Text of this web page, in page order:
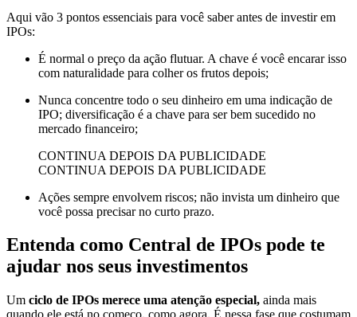
Aqui vão 3 pontos essenciais para você saber antes de investir em
IPOs:
É normal o preço da ação flutuar. A chave é você encarar isso
com naturalidade para colher os frutos depois;
Nunca concentre todo o seu dinheiro em uma indicação de
IPO; diversificação é a chave para ser bem sucedido no
mercado financeiro;
CONTINUA DEPOIS DA PUBLICIDADE
CONTINUA DEPOIS DA PUBLICIDADE
Ações sempre envolvem riscos; não invista um dinheiro que
você possa precisar no curto prazo.
Entenda como Central de IPOs pode te
ajudar nos seus investimentos
Um ciclo de IPOs merece uma atenção especial, ainda mais